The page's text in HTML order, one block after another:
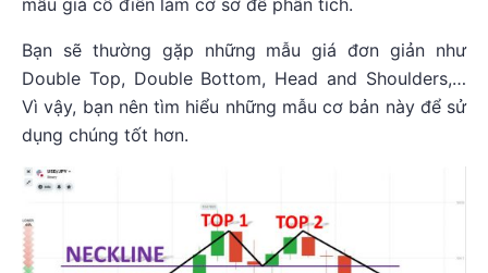
mẫu giá cổ điển làm cơ sở để phân tích.
Bạn sẽ thường gặp những mẫu giá đơn giản như
Double Top, Double Bottom, Head and Shoulders,…
Vì vậy, bạn nên tìm hiểu những mẫu cơ bản này để sử
dụng chúng tốt hơn.